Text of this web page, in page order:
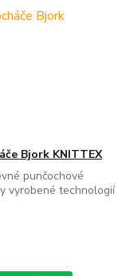
Bjork KNITTEX
punčochové
vyrobené technologií